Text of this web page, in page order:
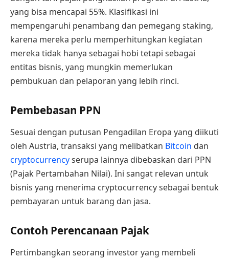
yang bisa mencapai 55%. Klasifikasi ini
mempengaruhi penambang dan pemegang staking,
karena mereka perlu memperhitungkan kegiatan
mereka tidak hanya sebagai hobi tetapi sebagai
entitas bisnis, yang mungkin memerlukan
pembukuan dan pelaporan yang lebih rinci.
Pembebasan PPN
Sesuai dengan putusan Pengadilan Eropa yang diikuti
oleh Austria, transaksi yang melibatkan Bitcoin dan
cryptocurrencyserupa lainnya dibebaskan dari PPN
(Pajak Pertambahan Nilai). Ini sangat relevan untuk
bisnis yang menerima cryptocurrency sebagai bentuk
pembayaran untuk barang dan jasa.
Contoh Perencanaan Pajak
Pertimbangkan seorang investor yang membeli